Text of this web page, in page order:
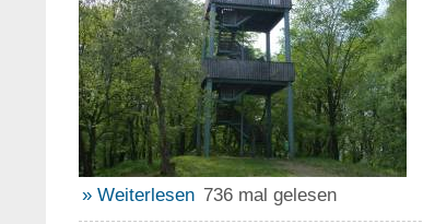
» Weiterlesen 736 mal gelesen